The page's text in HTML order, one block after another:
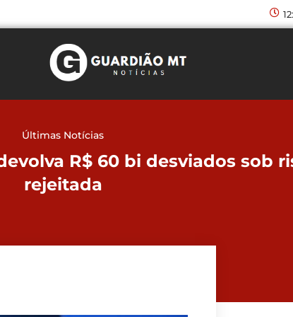
Últimas Notícias
R$ 60 bi desviados sob
rejeitada